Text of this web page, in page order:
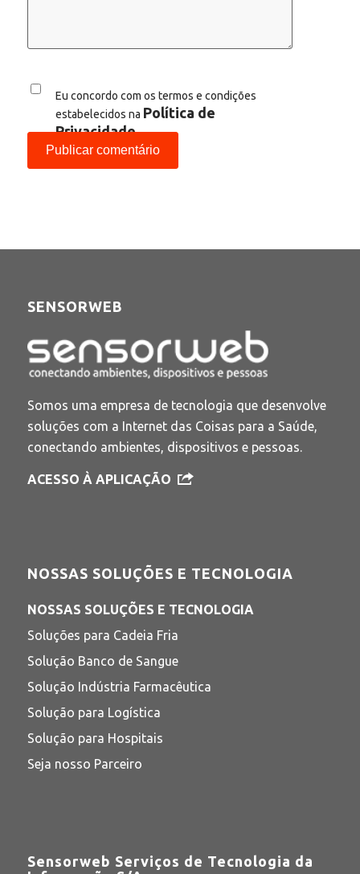
Eu concordo com os termos e condições
estabelecidos na Política de
Privacidade
SENSORWEB
Somos uma empresa de tecnologia que desenvolve
soluções com a Internet das Coisas para a Saúde,
conectando ambientes, dispositivos e pessoas.
ACESSO À APLICAÇÃO
NOSSAS SOLUÇÕES E TECNOLOGIA
NOSSAS SOLUÇÕES E TECNOLOGIA
Soluções para Cadeia Fria
Solução Banco de Sangue
Solução Indústria Farmacêutica
Solução para Logística
Solução para Hospitais
Seja nosso Parceiro
Sensorweb Serviços de Tecnologia da